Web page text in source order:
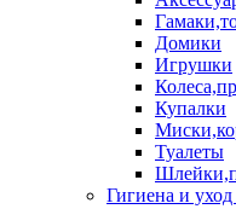
Домики
Игрушки
Купалки
Туалеты
Гигиена и